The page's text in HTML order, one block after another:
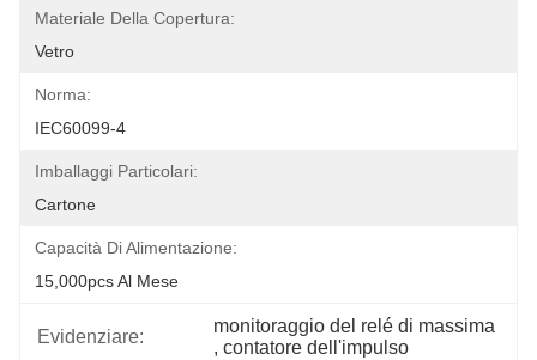
Materiale Della Copertura:
Vetro
Norma:
IEC60099-4
Imballaggi Particolari:
Cartone
Capacità Di Alimentazione:
15,000pcs Al Mese
Evidenziare:
monitoraggio del relé di massima
, contatore dell'impulso